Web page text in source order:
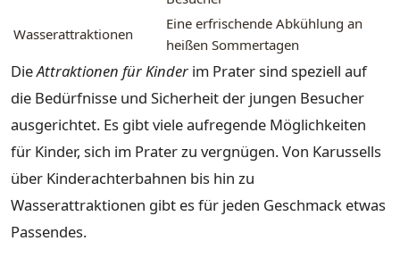
Wasserattraktionen
Eine erfrischende Abkühlung an
heißen Sommertagen
DieAttraktionen für Kinder im Prater sind speziell auf
die Bedürfnisse und Sicherheit der jungen Besucher
ausgerichtet. Es gibt viele aufregende Möglichkeiten
für Kinder, sich im Prater zu vergnügen. Von Karussells
über Kinderachterbahnen bis hin zu
Wasserattraktionen gibt es für jeden Geschmack etwas
Passendes.